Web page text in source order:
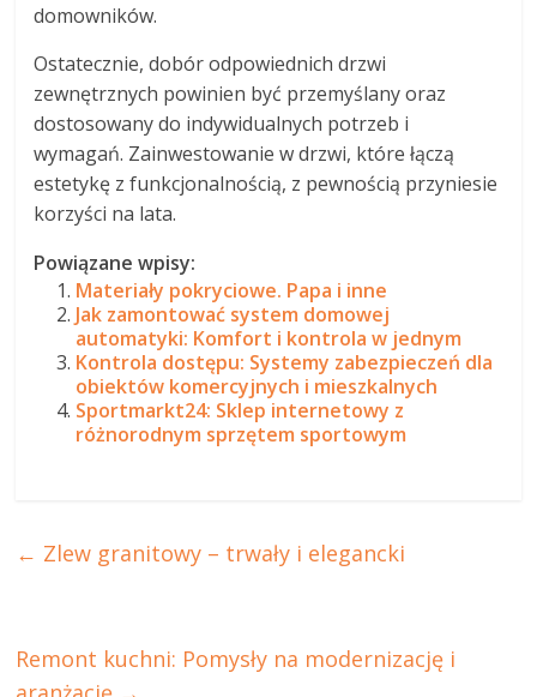
domowników.
Ostatecznie, dobór odpowiednich drzwi
zewnętrznych powinien być przemyślany oraz
dostosowany do indywidualnych potrzeb i
wymagań. Zainwestowanie w drzwi, które łączą
estetykę z funkcjonalnością, z pewnością przyniesie
korzyści na lata.
Powiązane wpisy:
Materiały pokryciowe. Papa i inne
Jak zamontować system domowej
automatyki: Komfort i kontrola w jednym
Kontrola dostępu: Systemy zabezpieczeń dla
obiektów komercyjnych i mieszkalnych
Sportmarkt24: Sklep internetowy z
różnorodnym sprzętem sportowym
← Zlew granitowy – trwały i elegancki
Remont kuchni: Pomysły na modernizację i